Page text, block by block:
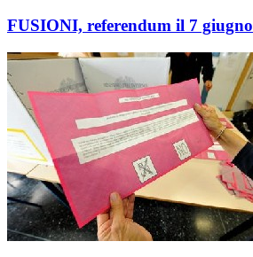
FUSIONI, referendum il 7 giugno